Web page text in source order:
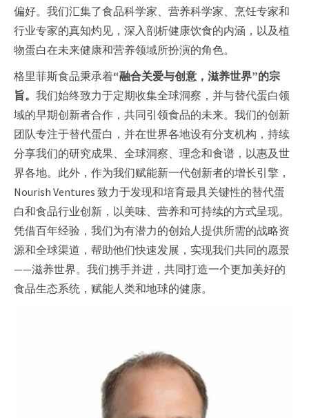
偏好。我们汇集了食品科学家、营养科学家、烹饪专家和
行业专家的真知灼见，深入剖析健康饮食的内涵，以及植
物蛋白在未来健康和营养领域所扮演的角色。
格里菲斯食品秉承着“融合关爱与创意，滋养世界”的宗
旨。 我们始终致力于定期收集全球洞察，并与替代蛋白领
域的早期创新者合作，共同引领食品的未来。我们的创新
团队专注于替代蛋白，并在世界各地设有分支机构，持续
分享我们的研究成果、全球洞察、理念和食谱，以惠及世
界各地。此外，作为我们赋能新一代创新者的增长引擎，
Nourish Ventures 致力于发现和培育最具关键性的替代蛋
白和食品行业创新，以美味、营养和可持续的方式呈现。
凭借百年经验，我们为有潜力的创始人提供所需的战略资
源和全球渠道，帮助他们快速发展，实现我们共同的愿景
——滋养世界。我们携手并进，共同打造一个更加美好的
食品生态系统，赋能人类和地球的健康。